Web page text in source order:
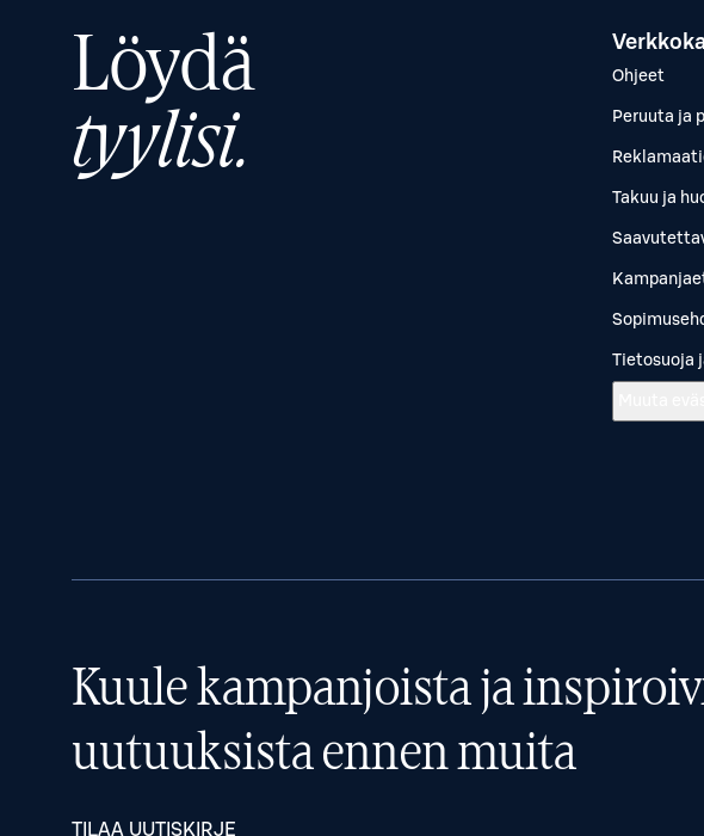
Löydä
tyylisi.
Ohjeet
Peruuta ja
Takuu ja
Tietosuoja
Kuule kampanjoista ja
uutuuksista ennen muita
TILAA UUTISKIRJE